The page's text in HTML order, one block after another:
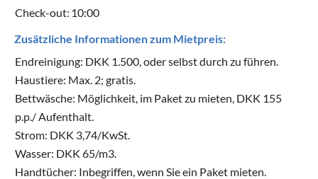
Check-out: 10:00
Zusätzliche Informationen zum Mietpreis:
Endreinigung: DKK 1.500, oder selbst durch zu führen.
Haustiere: Max. 2; gratis.
Bettwäsche: Möglichkeit, im Paket zu mieten, DKK 155
p.p./ Aufenthalt.
Strom: DKK 3,74/KwSt.
Wasser: DKK 65/m3.
Handtücher: Inbegriffen, wenn Sie ein Paket mieten.